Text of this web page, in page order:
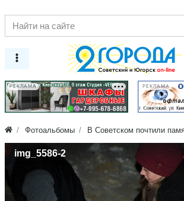
РЕКЛАМА РЕКЛАМА
Фотоальбомы В Советском почтили
img_5586-2